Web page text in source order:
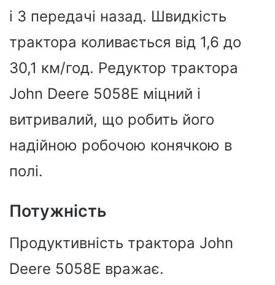
і 3 передачі назад. Швидкість
трактора коливається від 1,6 до
30,1 км/год. Редуктор трактора
John Deere 5058E міцний і
витривалий, що робить його
надійною робочою конячкою в
полі.
Потужність
Продуктивність трактора John
Deere 5058E вражає.